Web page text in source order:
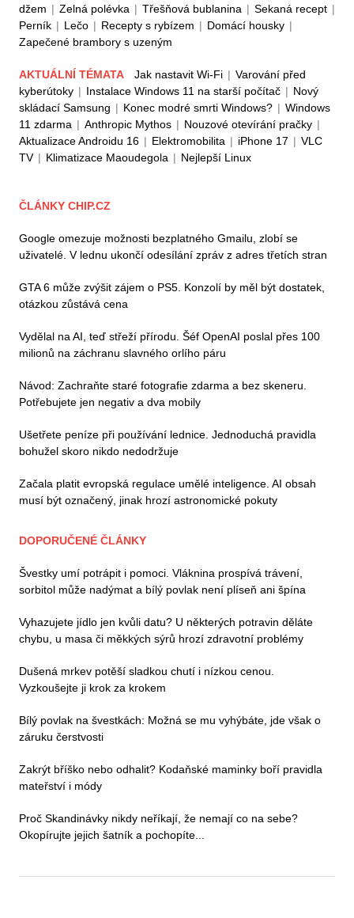
džem | Zelná polévka | Třešňová bublanina | Sekaná recept |
Perník | Lečo | Recepty s rybízem | Domácí housky |
Zapečené brambory s uzeným
AKTUÁLNÍ TÉMATA Jak nastavit Wi-Fi | Varování před
kyberútoky | Instalace Windows 11 na starší počítač | Nový
skládací Samsung | Konec modré smrti Windows? | Windows
11 zdarma | Anthropic Mythos | Nouzové otevírání pračky |
Aktualizace Androidu 16 | Elektromobilita | iPhone 17 | VLC
TV | Klimatizace Maoudegola | Nejlepší Linux
ČLÁNKY CHIP.CZ
Google omezuje možnosti bezplatného Gmailu, zlobí se
uživatelé. V lednu ukončí odesílání zpráv z adres třetích stran
GTA 6 může zvýšit zájem o PS5. Konzolí by měl být dostatek,
otázkou zůstává cena
Vydělal na AI, teď střeží přírodu. Šéf OpenAI poslal přes 100
milionů na záchranu slavného orlího páru
Návod: Zachraňte staré fotografie zdarma a bez skeneru.
Potřebujete jen negativ a dva mobily
Ušetřete peníze při používání lednice. Jednoduchá pravidla
bohužel skoro nikdo nedodržuje
Začala platit evropská regulace umělé inteligence. AI obsah
musí být označený, jinak hrozí astronomické pokuty
DOPORUČENÉ ČLÁNKY
Švestky umí potrápit i pomoci. Vláknina prospívá trávení,
sorbitol může nadýmat a bílý povlak není plíseň ani špína
Vyhazujete jídlo jen kvůli datu? U některých potravin děláte
chybu, u masa či měkkých sýrů hrozí zdravotní problémy
Dušená mrkev potěší sladkou chutí i nízkou cenou.
Vyzkoušejte ji krok za krokem
Bílý povlak na švestkách: Možná se mu vyhýbáte, jde však o
záruku čerstvosti
Zakrýt bříško nebo odhalit? Kodaňské maminky boří pravidla
mateřství i módy
Proč Skandinávky nikdy neříkají, že nemají co na sebe?
Okopírujte jejich šatník a pochopíte...